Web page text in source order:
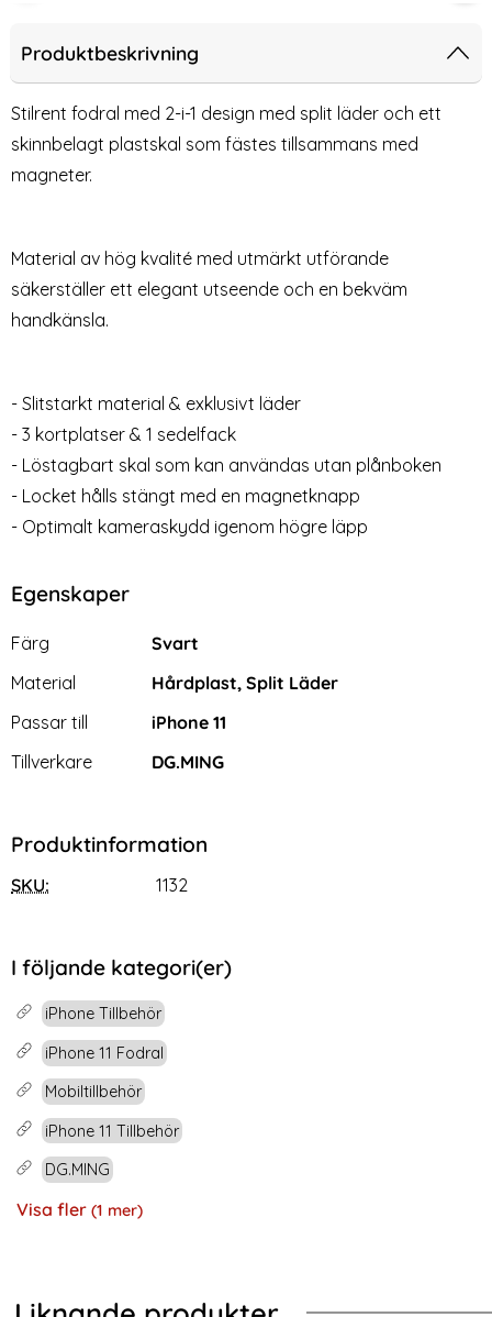
i Härdat Glas
11 - Plånboksfodral/Magnet Skal 2in1 - Svart
iPhone 11 - DG.MING
Tillgänglighet:
Lagervara
iPhone 11 - DG.MING
Tillgänglighet:
Lagervara
2-
Produktbeskrivning
Stilrent fodral med 2-i-1 design med split läder och ett
skinnbelagt plastskal som fästes tillsammans med
magneter.
Material av hög kvalité med utmärkt utförande
säkerställer ett elegant utseende och en bekväm
handkänsla.
- Slitstarkt material & exklusivt läder
- 3 kortplatser & 1 sedelfack
- Löstagbart skal som kan användas utan plånboken
- Locket hålls stängt med en magnetknapp
- Optimalt kameraskydd igenom högre läpp
Egenskaper
Egenskaper/attribut för denna produkt
Attribut
Färg
Svart
Material
Hårdplast, Split Läder
Passar till
iPhone 11
Tillverkare
DG.MING
Produktinformation
SKU: 1132
I följande kategori(er)
iPhone Tillbehör
iPhone 11 Fodral
Mobiltillbehör
iPhone 11 Tillbehör
DG.MING
Visa fler (1 mer)